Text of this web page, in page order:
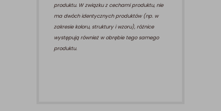
produktu. W związku z cechami produktu, nie
ma dwóch identycznych produktów (np. w
zakresie koloru, struktury i wzoru), różnice
występują również w obrębie tego samego
produktu.